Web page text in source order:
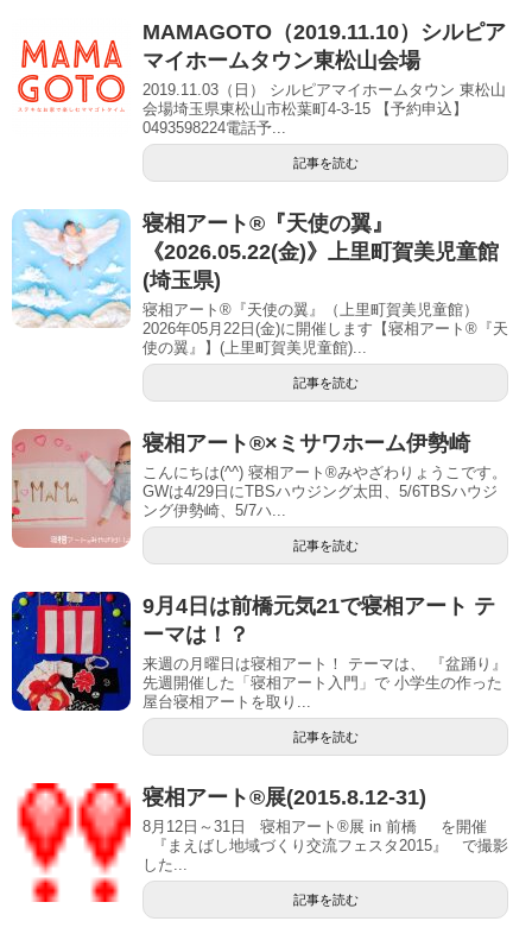
MAMAGOTO（2019.11.10）シルピア
マイホームタウン東松山会場
2019.11.03（日） シルピアマイホームタウン 東松山
会場埼玉県東松山市松葉町4-3-15 【予約申込】
0493598224電話予...
記事を読む
寝相アート®︎『天使の翼』
《2026.05.22(金)》上里町賀美児童館
(埼玉県)
寝相アート®『天使の翼』（上里町賀美児童館）
2026年05月22日(金)に開催します【寝相アート®︎『天
使の翼』】(上里町賀美児童館)...
記事を読む
寝相アート®︎×ミサワホーム伊勢崎
こんにちは(^^) 寝相アート®︎みやざわりょうこです。
GWは4/29日にTBSハウジング太田、5/6TBSハウジ
ング伊勢崎、5/7ハ...
記事を読む
9月4日は前橋元気21で寝相アート テ
ーマは！？
​​ 来週の月曜日は寝相アート！ テーマは、 『盆踊り』
先週開催した「寝相アート入門」で 小学生の作った
屋台寝相アートを取り...
記事を読む
寝相アート®展(2015.8.12-31)
8月12日～31日 寝相アート®展 in 前橋 を開催
『まえばし地域づくり交流フェスタ2015』 で撮影
した...
記事を読む